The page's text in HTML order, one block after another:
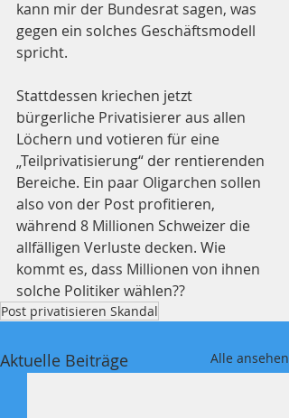
kann mir der Bundesrat sagen, was
gegen ein solches Geschäftsmodell
spricht.
Stattdessen kriechen jetzt
bürgerliche Privatisierer aus allen
Löchern und votieren für eine
„Teilprivatisierung“ der rentierenden
Bereiche. Ein paar Oligarchen sollen
also von der Post profitieren,
während 8 Millionen Schweizer die
allfälligen Verluste decken. Wie
kommt es, dass Millionen von ihnen
solche Politiker wählen??
Post privatisieren Skandal
Aktuelle Beiträge Alle ansehen